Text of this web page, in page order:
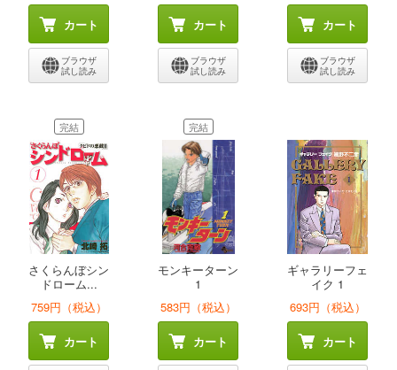
カート
ブラウザ
試し読み
カート
ブラウザ
試し読み
カート
ブラウザ
試し読み
完結
さくらんぼシン
ドローム...
759円（税込）
カート
完結
モンキーターン
1
583円（税込）
カート
ギャラリーフェ
イク 1
693円（税込）
カート